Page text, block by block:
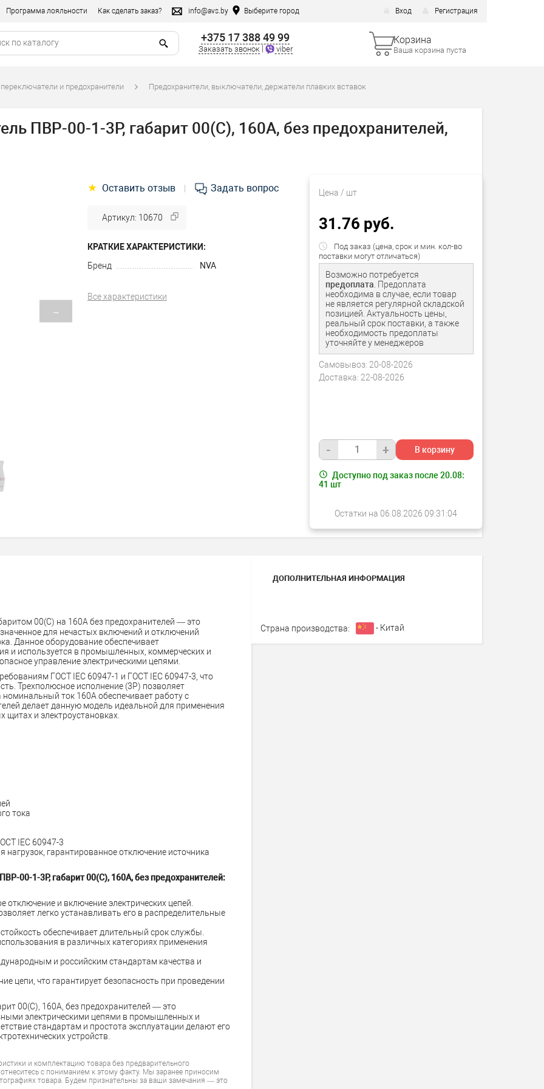
Программа лояльности Как сделать заказ? info@avs.by Выберите город Вход Регистрация
+375 17 388 49 99
Заказать звонок viber
Корзина
Ваша корзина пуста
и предохранители Предохранители, выключатели, держатели плавких вставок
ПВР-00-1-3P, габарит 00(С), 160А, без предохранителей,
→
Цена / шт
31.76 руб.
Под заказ (цена, срок и мин. кол-во
поставки могут отличаться)
Возможно потребуется
предоплата . Предоплата
необходима в случае, если товар
не является регулярной складской
позицией. Актуальность цены,
реальный срок поставки, а также
необходимость предоплаты
уточняйте у менеджеров
Самовывоз: 20-08-2026
Доставка: 22-08-2026
- + В корзину
Доступно под заказ после 20.08:
41 шт
Остатки на 06.08.2026 09:31:04
★ Оставить отзыв Задать вопрос
Артикул: 10670
КРАТКИЕ ХАРАКТЕРИСТИКИ:
Бренд
NVA
Все характеристики
00(С) на 160А без предохранителей — это
для нечастых включений и отключений
Данное оборудование обеспечивает
и используется в промышленных, коммерческих и
управление электрическими цепями.
ГОСТ IEC 60947-1 и ГОСТ IEC 60947-3, что
Трехполюсное исполнение (3P) позволяет
ток 160А обеспечивает работу с
делает данную модель идеальной для применения
щитах и электроустановках.
тока
IEC 60947-3
гарантированное отключение источника
00-1-3P, габарит 00(С), 160А, без предохранителей:
отключение и включение электрических цепей.
легко устанавливать его в распределительные
обеспечивает длительный срок службы.
в различных категориях применения
и российским стандартам качества и
цепи, что гарантирует безопасность при проведении
00(С), 160А, без предохранителей — это
электрическими цепями в промышленных и
стандартам и простота эксплуатации делают его
устройств.
и комплектацию товара без предварительного
с пониманием к этому факту. Мы заранее приносим
товара. Будем признательны за ваши замечания — это
ДОПОЛНИТЕЛЬНАЯ ИНФОРМАЦИЯ
Страна производства: - Китай